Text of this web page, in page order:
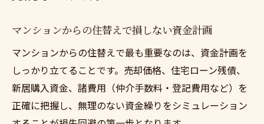
マンションからの住替えで資金調達を成功
売却から新生活まで住替えで押さえたい流れ
マンションからの住替えの流れをわかりや
すく解説
売却スタートから新居入居までの段取り術
マンションからの住替えで損しない資金計画
マンションからの住替えで最も重要なのは、資金計画を
しっかり立てることです。売却価格、住宅ローン残債、
新居購入資金、諸費用（仲介手数料・登記費用など）を
正確に把握し、無理のない資金繰りをシミュレーション